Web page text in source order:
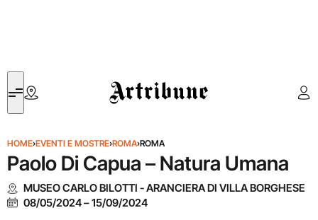
Artribune
HOME›EVENTI E MOSTRE›ROMA›ROMA
Paolo Di Capua – Natura Umana
MUSEO CARLO BILOTTI - ARANCIERA DI VILLA BORGHESE
08/05/2024–15/09/2024